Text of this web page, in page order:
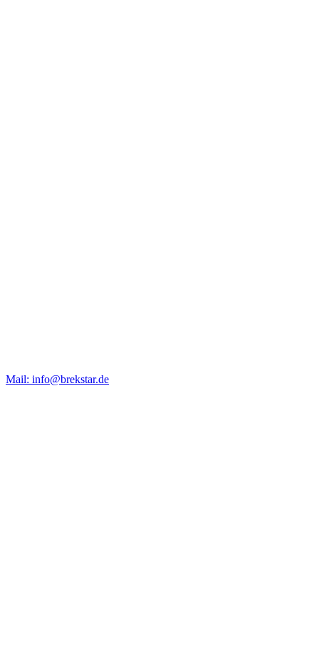
Mail: info@brekstar.de